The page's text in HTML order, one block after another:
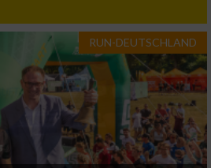
RUN-DEUTSCHLAND